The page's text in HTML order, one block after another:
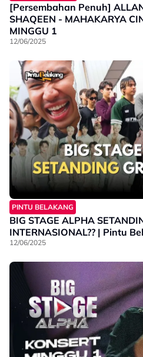
[Persembahan Penuh]
SHAQEEN - MAHAKARYA
MINGGU 1
12/06/2025
PINTU BELAKANG
BIG STAGE ALPHA
INTERNASIONAL?? | Pintu
12/06/2025